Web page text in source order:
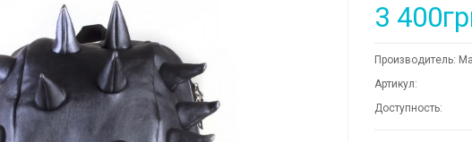
3
Производитель:
Артикул:
Доступность: